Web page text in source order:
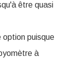
être quasi
option puisque
à